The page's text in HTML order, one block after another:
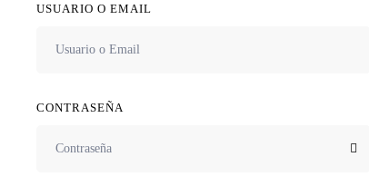
USUARIO O EMAIL
CONTRASEÑA